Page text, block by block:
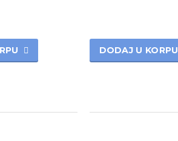
DODAJ U KORPU